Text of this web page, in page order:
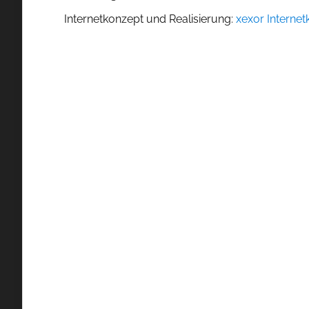
Internetkonzept und Realisierung: xexor